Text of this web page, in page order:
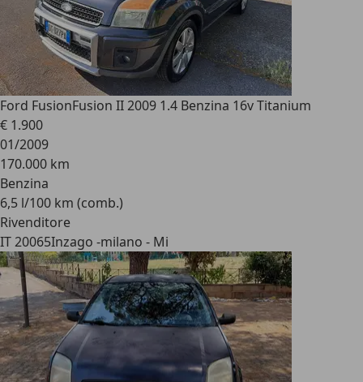
Ford FusionFusion II 2009 1.4 Benzina 16v Titanium
€ 1.900
01/2009
170.000 km
Benzina
6,5 l/100 km (comb.)
Rivenditore
IT 20065Inzago -milano - Mi